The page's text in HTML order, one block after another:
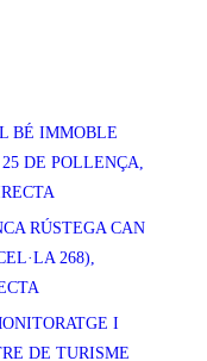
BÉ IMMOBLE
DE POLLENÇA,
RÚSTEGA CAN
268),
I
DE TURISME